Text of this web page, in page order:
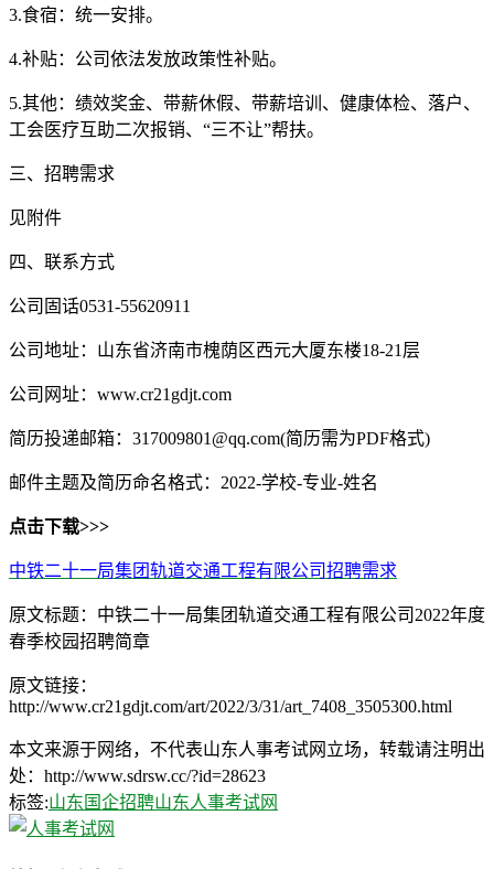
3.食宿：统一安排。
4.补贴：公司依法发放政策性补贴。
5.其他：绩效奖金、带薪休假、带薪培训、健康体检、落户、
工会医疗互助二次报销、“三不让”帮扶。
三、招聘需求
见附件
四、联系方式
公司固话0531-55620911
公司地址：山东省济南市槐荫区西元大厦东楼18-21层
公司网址：www.cr21gdjt.com
简历投递邮箱：317009801@qq.com(简历需为PDF格式)
邮件主题及简历命名格式：2022-学校-专业-姓名
点击下载>>>
中铁二十一局集团轨道交通工程有限公司招聘需求
原文标题：中铁二十一局集团轨道交通工程有限公司2022年度
春季校园招聘简章
原文链接：
http://www.cr21gdjt.com/art/2022/3/31/art_7408_3505300.html
本文来源于网络，不代表山东人事考试网立场，转载请注明出
处：http://www.sdrsw.cc/?id=28623
标签:山东国企招聘山东人事考试网